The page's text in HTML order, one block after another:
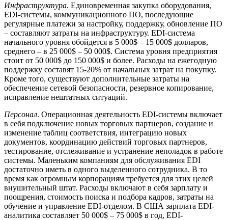
Инфраструктура. Единовременная закупка оборудования,
EDI-системы, коммуникационного ПО, последующие
регулярные платежи за настройку, поддержку, обновление ПО
– составляют затраты на инфраструктуру. EDI-система
начального уровня обойдется в 5 000$ – 15 000$ долларов,
среднего – в 25 000$ – 50 000$. Система уровня предприятия
стоит от 50 000$ до 150 000$ и более. Расходы на ежегодную
поддержку составят 15-20% от начальных затрат на покупку.
Кроме того, существуют дополнительные затраты на
обеспечение сетевой безопасности, резервное копирование,
исправление нештатных ситуаций.
Персонал. Операционная деятельность EDI-системы включает
в себя подключение новых торговых партнеров, создание и
изменение таблиц соответствия, интеграцию новых
документов, координацию действий торговых партнеров,
тестирование, отслеживание и устранение неполадок в работе
системы. Маленьким компаниям для обслуживания EDI
достаточно иметь в одного выделенного сотрудника. В то
время как огромным корпорациям требуется для этих целей
внушительный штат. Расходы включают в себя зарплату и
поощрения, стоимость поиска и подбора кадров, затраты на
обучение и управление EDI-отделом. В США зарплата EDI-
аналитика составляет 50 000$ – 75 000$ в год, EDI-